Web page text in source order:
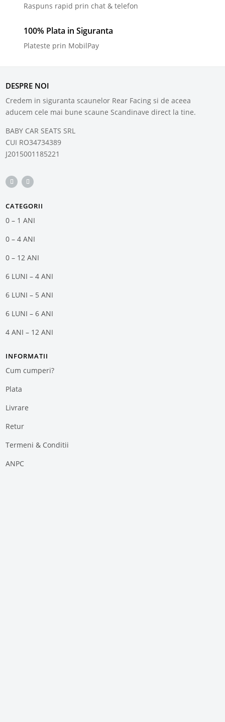
Raspuns rapid prin chat & telefon
100% Plata in Siguranta
Plateste prin MobilPay
DESPRE NOI
Credem in siguranta scaunelor Rear Facing si de aceea
aducem cele mai bune scaune Scandinave direct la tine.
BABY CAR SEATS SRL
CUI RO34734389
J2015001185221
CATEGORII
0 – 1 ANI
0 – 4 ANI
0 – 12 ANI
6 LUNI – 4 ANI
6 LUNI – 5 ANI
6 LUNI – 6 ANI
4 ANI – 12 ANI
INFORMATII
Cum cumperi?
Plata
Livrare
Retur
Termeni & Conditii
ANPC